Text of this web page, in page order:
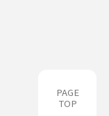
PAGE
TOP